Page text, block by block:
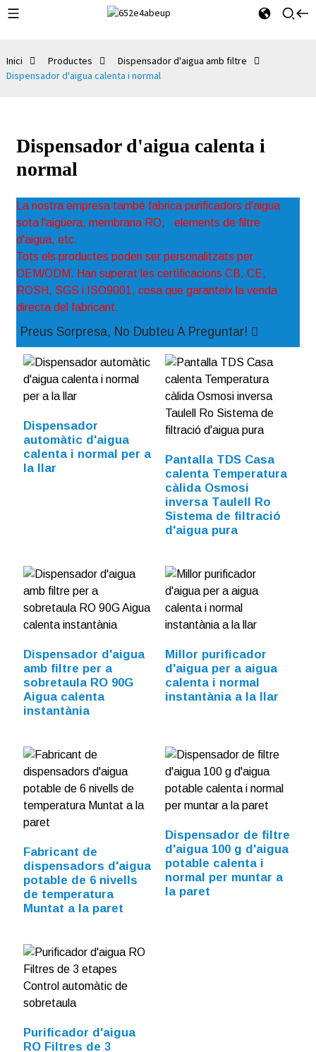
Inici Productes
Dispensador d'aigua amb filtre
Dispensador d'aigua calenta i normal
Dispensador d'aigua calenta i
normal
La nostra empresa també fabrica purificadors d'aigua
sota l'aigüera, membrana RO,
elements de filtre
d'aigua, etc.
Tots els productes poden ser personalitzats per
OEM/ODM. Han superat les certificacions CB, CE,
ROSH, SGS i ISO9001, cosa que garanteix la venda
directa del fabricant.
Preus Sorpresa, No Dubteu A Preguntar!
Dispensador
automàtic d'aigua
calenta i normal per a
la llar
Pantalla TDS Casa
calenta Temperatura
càlida Osmosi
inversa Taulell Ro
Sistema de filtració
d'aigua pura
Dispensador d'aigua
amb filtre per a
sobretaula RO 90G
Aigua calenta
instantània
Millor purificador
d'aigua per a aigua
calenta i normal
instantània a la llar
Fabricant de
dispensadors d'aigua
potable de 6 nivells
de temperatura
Muntat a la paret
Dispensador de filtre
d'aigua 100 g d'aigua
potable calenta i
normal per muntar a
la paret
Purificador d'aigua
RO Filtres de 3